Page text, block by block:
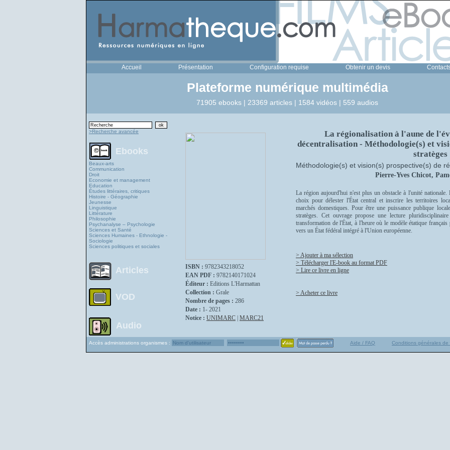
Accueil Présentation Configuration requise Obtenir un devis
Plateforme numérique multimédia
71905 ebooks | 23369 articles | 1584 vidéos | 559 audios
>Recherche avancée
Ebooks
Beaux-arts
Communication
Droit
Economie et management
Education
Études littéraires, critiques
Histoire - Géographie
Jeunesse
Linguistique
Littérature
Philosophie
Psychanalyse – Psychologie
Sciences et Santé
Sciences Humaines - Ethnologie -
Sociologie
Sciences politiques et sociales
Articles
VOD
Audio
ISBN : 9782343218052
EAN PDF : 9782140171024
Éditeur : Editions L'Harmattan
Collection : Grale
Nombre de pages : 286
Date : 1- 2021
Notice : UNIMARC MARC21
La régionalisation à l'aune de
décentralisation - Méthodologie(s) et
stratèges
Méthodologie(s) et vision(s) prospective(s) de
Pierre-Yves Chicot,
La région aujourd'hui n'est plus un obstacle à l'unité
choix pour délester l'État central et inscrire les territoires
marchés domestiques. Pour être une puissance publique
stratèges. Cet ouvrage propose une lecture
transformation de l'État, à l'heure où le modèle étatique
vers un État fédéral intégré à l'Union européenne.
> Ajouter à ma sélection
> Télécharger l'E-book au format PDF
> Lire ce livre en ligne
> Acheter ce livre
Accès administrations organismes : Aide / FAQ Conditions générales de